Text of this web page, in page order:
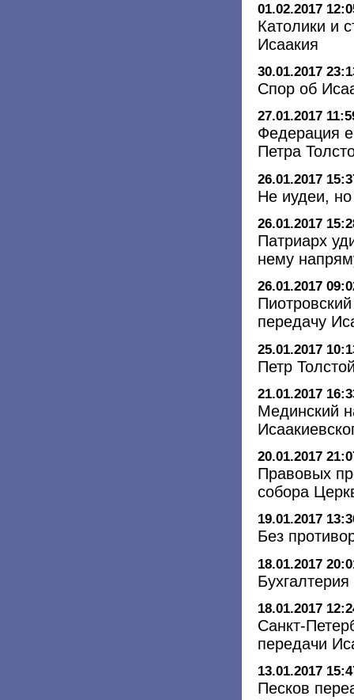
01.02.2017
Католики и
Исаакия
30.01.2017
Спор об
27.01.2017
Федерация
Петра
26.01.2017
Не иудеи,
26.01.2017
Патриарх
нему
26.01.2017
передачу
25.01.2017
Петр
21.01.2017
Мединский
20.01.2017
Правовых
собора
19.01.2017
Без
18.01.2017
18.01.2017
Санкт-
передачи
13.01.2017
Песков